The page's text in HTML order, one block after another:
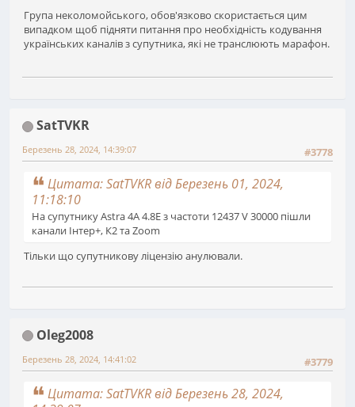
Група неколомойського, обов'язково скористається цим
випадком щоб підняти питання про необхідність кодування
українських каналів з супутника, які не транслюють марафон.
SatTVKR
#3778
Березень 28, 2024, 14:39:07
Цитата: SatTVKR від Березень 01, 2024,
11:18:10
На супутнику Astra 4A 4.8E з частоти 12437 V 30000 пішли
канали Інтер+, К2 та Zoom
Тільки що супутникову ліцензію анулювали.
Oleg2008
#3779
Березень 28, 2024, 14:41:02
Цитата: SatTVKR від Березень 28, 2024,